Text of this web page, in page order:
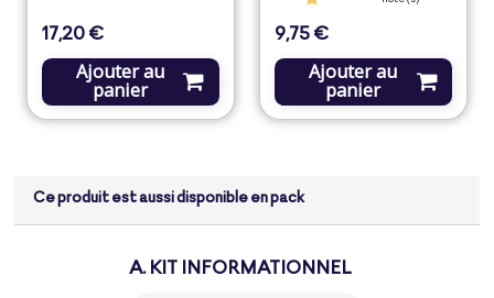
Prix
17,20 €
Ajouter au
panier
Prix
9,75 €
Ajouter au
panier
Ce produit est aussi disponible en pack
A. KIT INFORMATIONNEL